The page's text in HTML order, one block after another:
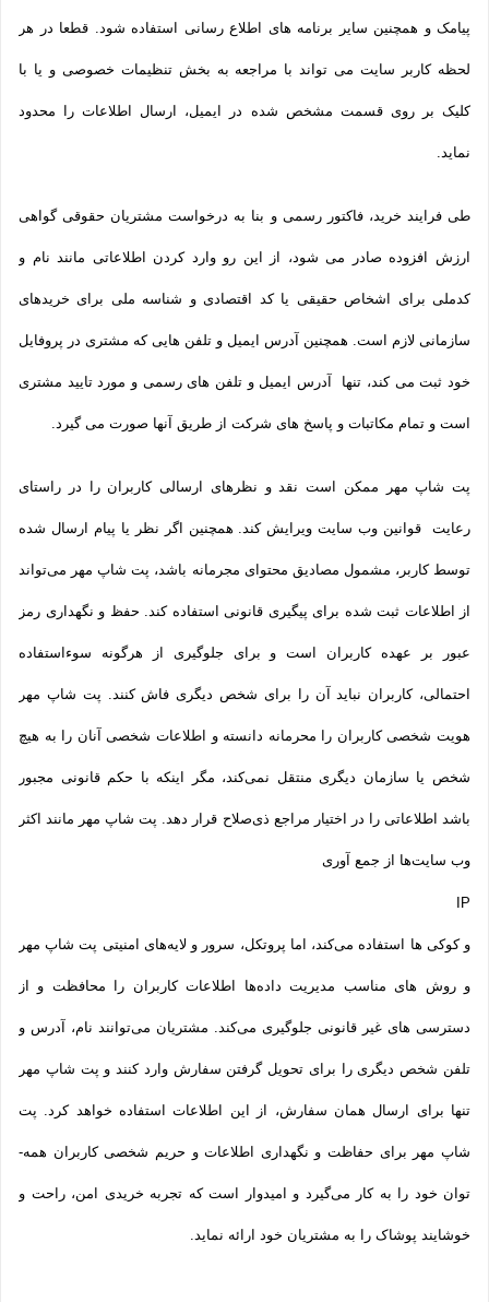
پیامک و همچنین سایر برنامه های اطلاع رسانی استفاده شود. قطعا در هر
لحظه کاربر سایت می تواند با مراجعه به بخش تنظیمات خصوصی و یا با
کلیک بر روی قسمت مشخص شده در ایمیل، ارسال اطلاعات را محدود
نماید.
طی فرایند خرید، فاکتور رسمی و بنا به درخواست مشتریان حقوقی گواهی
ارزش افزوده صادر می شود، از این رو وارد کردن اطلاعاتی مانند نام و
کدملی برای اشخاص حقیقی یا کد اقتصادی و شناسه ملی برای خریدهای
سازمانی لازم است. همچنین آدرس ایمیل و تلفن هایی که مشتری در پروفایل
خود ثبت می­ کند، تنها آدرس ایمیل و تلفن­ های رسمی و مورد تایید مشتری
است و تمام مکاتبات و پاسخ های شرکت از طریق آنها صورت می گیرد.
پت شاپ مهر ممکن است نقد و نظرهای ارسالی کاربران را در راستای
رعایت قوانین وب سایت ویرایش کند. همچنین اگر نظر یا پیام ارسال شده
توسط کاربر، مشمول مصادیق محتوای مجرمانه باشد، پت شاپ مهر می‌تواند
از اطلاعات ثبت شده برای پیگیری قانونی استفاده کند. حفظ و نگهداری رمز
عبور بر عهده کاربران است و برای جلوگیری از هرگونه سوءاستفاده
احتمالی، کاربران نباید آن را برای شخص دیگری فاش کنند. پت شاپ مهر
هویت شخصی کاربران را محرمانه دانسته و اطلاعات شخصی آنان را به هیچ
شخص یا سازمان دیگری منتقل نمی‌کند، مگر اینکه با حکم قانونی مجبور
باشد اطلاعاتی را در اختیار مراجع ذی‌صلاح قرار دهد. پت شاپ مهر مانند اکثر
وب سایت‌ها از جمع آوری
IP
و کوکی ‌ها استفاده می‌کند، اما پروتکل، سرور و لایه‌های امنیتی پت شاپ مهر
و روش‌ های مناسب مدیریت داده‌ها اطلاعات کاربران را محافظت و از
دسترسی‌ های غیر قانونی جلوگیری می‌کند. مشتریان می‌توانند نام، آدرس و
تلفن شخص دیگری را برای تحویل گرفتن سفارش وارد کنند و پت شاپ مهر
تنها برای ارسال همان سفارش، از این اطلاعات استفاده خواهد کرد. پت
شاپ مهر برای حفاظت و نگهداری اطلاعات و حریم شخصی کاربران همه­
توان خود را به کار می‌گیرد و امیدوار است که تجربه‌ خریدی امن، راحت و
خوشایند پوشاک را به مشتریان خود ارائه نماید.